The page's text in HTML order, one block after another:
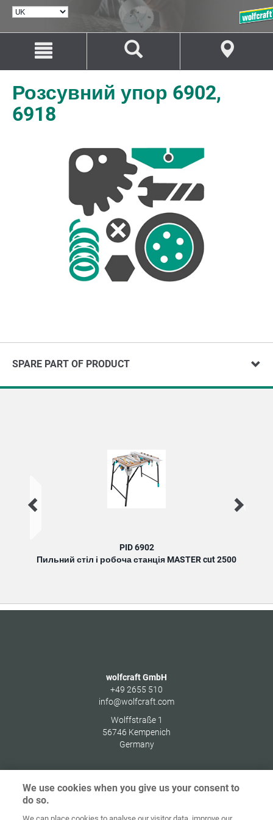
ВИБРАТИ
Перейти
змісту
Перейти
навігації
Розсувний упор 6902,
6918
SPARE PART OF PRODUCT
PID 6902
Пильний стіл і робоча станція MASTER cut 2500
wolfcraft GmbH
+49 2655 510
info@wolfcraft.com
Wolffstraße 1
56746 Kempenich
Germany
сторінка Контакт Вихідні дані
We use cookies when you give us your consent to
do so.